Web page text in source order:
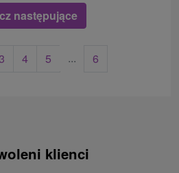
następujące
4 5 ... 6
klienci